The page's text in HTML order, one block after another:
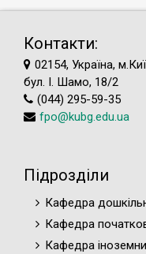
Контакти:
02154, Україна,
бул. І. Шамо, 18/2
(044) 295-59-35
fpo@kubg.edu.ua
Підрозділи
Кафедра
Кафедра
Кафедра